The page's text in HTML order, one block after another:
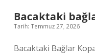
Bacaktaki
Tarih: Temmuz 27, 2026
Bacaktaki Bağlar